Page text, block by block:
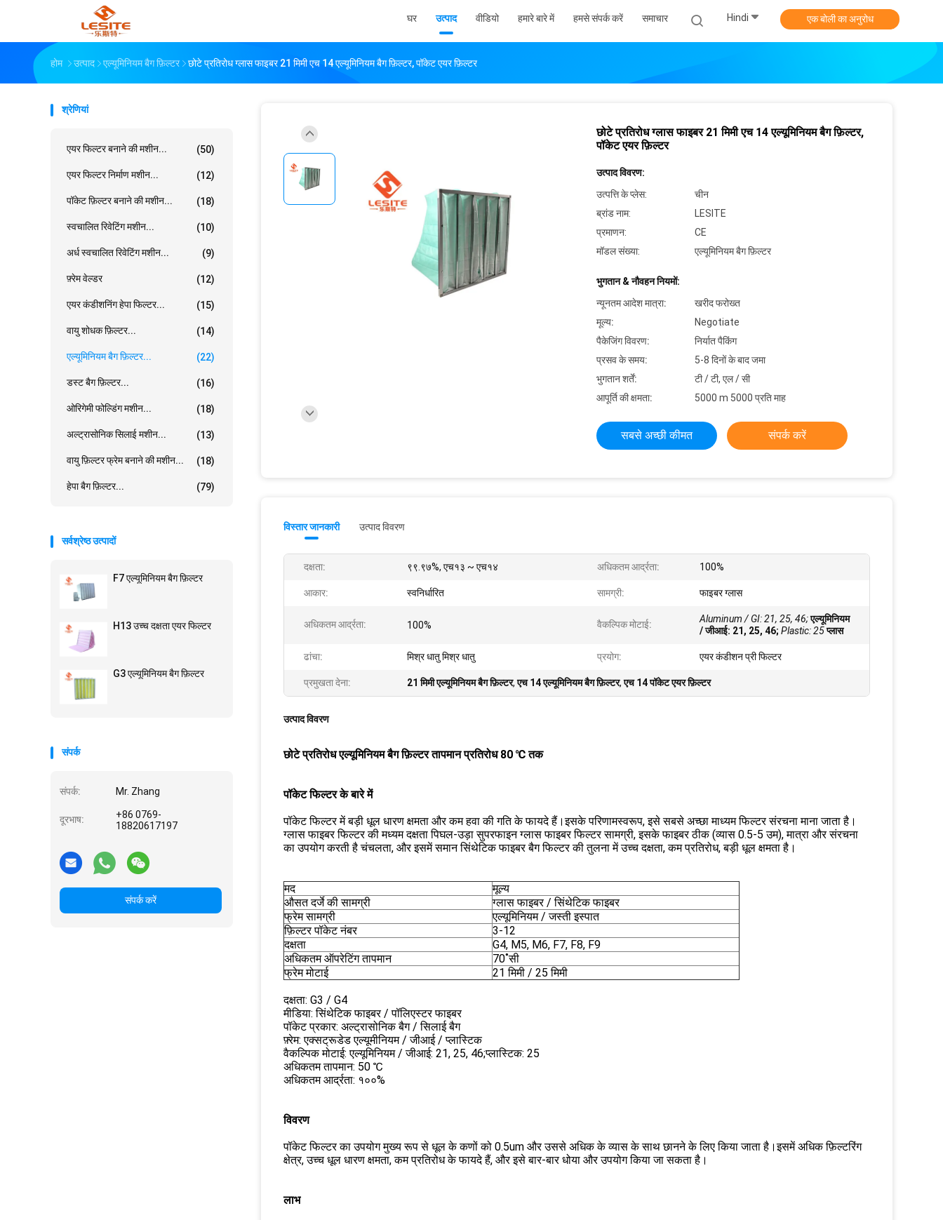
घर उत्पाद वीडियो हमारे बारे में हमसे संपर्क करें समाचार Hindi एक बोली का अनुरोध
होम उत्पाद एल्यूमिनियम बैग फ़िल्टर छोटे प्रतिरोध ग्लास फाइबर 21 मिमी एच 14 एल्यूमिनियम बैग फ़िल्टर, पॉकेट एयर फ़िल्टर
श्रेणियां
एयर फिल्टर बनाने की मशीन... (50)
एयर फिल्टर निर्माण मशीन... (12)
पॉकेट फ़िल्टर बनाने की मशीन... (18)
स्वचालित रिवेटिंग मशीन... (10)
अर्ध स्वचालित रिवेटिंग मशीन... (9)
फ़्रेम वेल्डर (12)
एयर कंडीशनिंग हेपा फिल्टर... (15)
वायु शोधक फ़िल्टर... (14)
एल्यूमिनियम बैग फ़िल्टर... (22)
डस्ट बैग फ़िल्टर... (16)
ओरिगेमी फोल्डिंग मशीन... (18)
अल्ट्रासोनिक सिलाई मशीन... (13)
वायु फ़िल्टर फ्रेम बनाने की मशीन... (18)
हेपा बैग फ़िल्टर... (79)
सर्वश्रेष्ठ उत्पादों
F7 एल्यूमिनियम बैग फ़िल्टर
H13 उच्च दक्षता एयर फिल्टर
G3 एल्यूमिनियम बैग फ़िल्टर
संपर्क
संपर्क: Mr. Zhang
दूरभाष:
+86 0769-
18820617197
संपर्क करें
छोटे प्रतिरोध ग्लास फाइबर 21 मिमी एच 14 एल्यूमिनियम बैग फ़िल्टर,
पॉकेट एयर फ़िल्टर
उत्पाद विवरण:
उत्पत्ति के प्लेस:
चीन
ब्रांड नाम:
LESITE
प्रमाणन:
CE
मॉडल संख्या:
एल्यूमिनियम बैग फ़िल्टर
भुगतान & नौवहन नियमों:
न्यूनतम आदेश मात्रा:
खरीद फरोख्त
मूल्य:
Negotiate
पैकेजिंग विवरण:
निर्यात पैकिंग
प्रसव के समय:
5-8 दिनों के बाद जमा
भुगतान शर्तें:
टी / टी, एल / सी
आपूर्ति की क्षमता:
5000 m 5000 प्रति माह
सबसे अच्छी कीमत संपर्क करें
विस्तार जानकारी उत्पाद विवरण
दक्षता: ९९.९७%, एच१३ ~ एच१४ अधिकतम आर्द्रता: 100%
आकार: स्वनिर्धारित सामग्री: फाइबर ग्लास
अधिकतम आर्द्रता: 100% वैकल्पिक मोटाई: Aluminum / GI: 21, 25, 46;एल्यूमिनियम
/ जीआई: 21, 25, 46; Plastic: 25प्लास
ढांचा: मिश्र धातु मिश्र धातु प्रयोग: एयर कंडीशन प्री फिल्टर
प्रमुखता देना: 21 मिमी एल्यूमिनियम बैग फ़िल्टर,एच 14 एल्यूमिनियम बैग फ़िल्टर,एच 14 पॉकेट एयर फ़िल्टर
उत्पाद विवरण
छोटे प्रतिरोध एल्यूमिनियम बैग फ़िल्टर तापमान प्रतिरोध 80 ℃ तक
पॉकेट फिल्टर के बारे में
पॉकेट फिल्टर में बड़ी धूल धारण क्षमता और कम हवा की गति के फायदे हैं।इसके परिणामस्वरूप, इसे सबसे अच्छा माध्यम फिल्टर संरचना माना जाता है।
ग्लास फाइबर फिल्टर की मध्यम दक्षता पिघल-उड़ा सुपरफाइन ग्लास फाइबर फिल्टर सामग्री, इसके फाइबर ठीक (व्यास 0.5-5 उम), मात्रा और संरचना
का उपयोग करती है चंचलता, और इसमें समान सिंथेटिक फाइबर बैग फिल्टर की तुलना में उच्च दक्षता, कम प्रतिरोध, बड़ी धूल क्षमता है।
मद
मूल्य
औसत दर्जे की सामग्री
ग्लास फाइबर / सिंथेटिक फाइबर
फ्रेम सामग्री
एल्यूमिनियम / जस्ती इस्पात
फ़िल्टर पॉकेट नंबर
3-12
दक्षता
G4, M5, M6, F7, F8, F9
अधिकतम ऑपरेटिंग तापमान
70˚सी
फ्रेम मोटाई
21 मिमी / 25 मिमी
दक्षता: G3 / G4
मीडिया: सिंथेटिक फाइबर / पॉलिएस्टर फाइबर
पॉकेट प्रकार: अल्ट्रासोनिक बैग / सिलाई बैग
फ़्रेम: एक्सट्रूडेड एल्यूमीनियम / जीआई / प्लास्टिक
वैकल्पिक मोटाई: एल्यूमिनियम / जीआई: 21, 25, 46;प्लास्टिक: 25
अधिकतम तापमान: 50 ℃
अधिकतम आर्द्रता: १००%
विवरण
पॉकेट फिल्टर का उपयोग मुख्य रूप से धूल के कणों को 0.5um और उससे अधिक के व्यास के साथ छानने के लिए किया जाता है।इसमें अधिक फ़िल्टरिंग
क्षेत्र, उच्च धूल धारण क्षमता, कम प्रतिरोध के फायदे हैं, और इसे बार-बार धोया और उपयोग किया जा सकता है।
लाभ